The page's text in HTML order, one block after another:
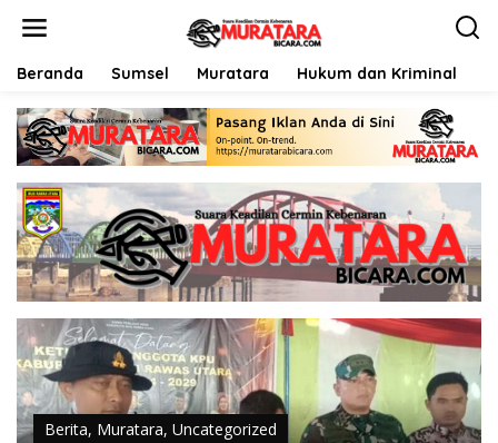
Beranda Sumsel Muratara Hukum dan Kriminal
Berita, Muratara, Uncategorized